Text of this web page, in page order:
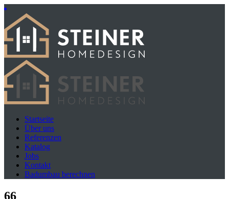
Startseite
Über uns
Referenzen
Katalog
Jobs
Kontakt
Badumbau berechnen
66